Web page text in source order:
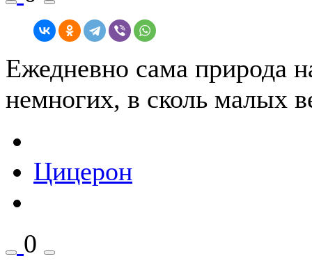
Ежедневно сама природа
немногих, в сколь малых
Цицерон
0